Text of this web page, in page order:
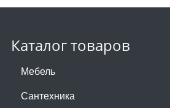
Каталог товаров
Мебель
Сантехника